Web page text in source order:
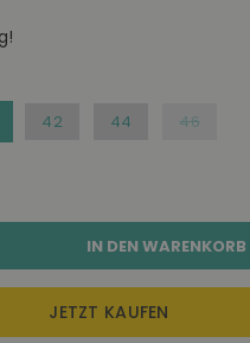
42 44 46
IN DEN WARENKORB
JETZT KAUFEN